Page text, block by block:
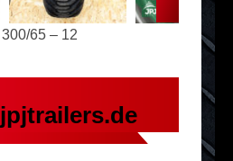
65 – 12
jpjtrailers.de